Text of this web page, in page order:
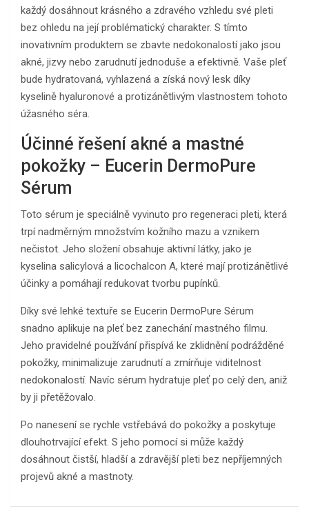
každý dosáhnout krásného a zdravého vzhledu své pleti
bez ohledu na její problématický charakter. S tímto
inovativním produktem se zbavte nedokonalostí jako jsou
akné, jizvy nebo zarudnutí jednoduše a efektivně. Vaše pleť
bude hydratovaná, vyhlazená a získá nový lesk díky
kyselině hyaluronové a protizánětlivým vlastnostem tohoto
úžasného séra.
Účinné řešení akné a mastné
pokožky – Eucerin DermoPure
Sérum
Toto sérum je speciálně vyvinuto pro regeneraci pleti, která
trpí nadměrným množstvím kožního mazu a vznikem
nečistot. Jeho složení obsahuje aktivní látky, jako je
kyselina salicylová a licochalcon A, které mají protizánětlivé
účinky a pomáhají redukovat tvorbu pupínků.
Díky své lehké textuře se Eucerin DermoPure Sérum
snadno aplikuje na pleť bez zanechání mastného filmu.
Jeho pravidelné používání přispívá ke zklidnění podrážděné
pokožky, minimalizuje zarudnutí a zmírňuje viditelnost
nedokonalostí. Navíc sérum hydratuje pleť po celý den, aniž
by ji přetěžovalo.
Po nanesení se rychle vstřebává do pokožky a poskytuje
dlouhotrvající efekt. S jeho pomocí si může každý
dosáhnout čistší, hladší a zdravější pleti bez nepříjemných
projevů akné a mastnoty.